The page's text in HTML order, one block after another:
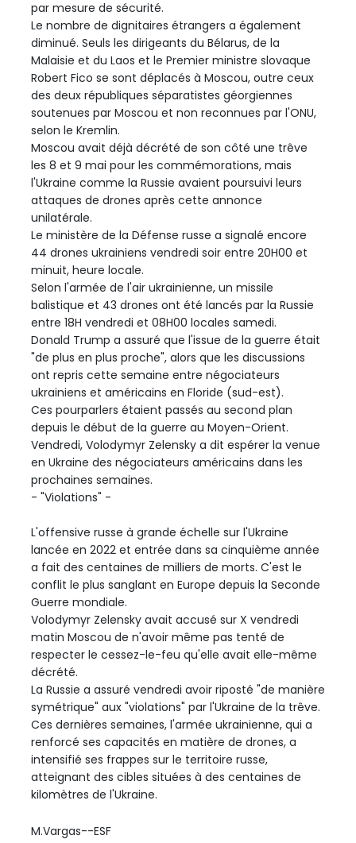
par mesure de sécurité.
Le nombre de dignitaires étrangers a également
diminué. Seuls les dirigeants du Bélarus, de la
Malaisie et du Laos et le Premier ministre slovaque
Robert Fico se sont déplacés à Moscou, outre ceux
des deux républiques séparatistes géorgiennes
soutenues par Moscou et non reconnues par l'ONU,
selon le Kremlin.
Moscou avait déjà décrété de son côté une trêve
les 8 et 9 mai pour les commémorations, mais
l'Ukraine comme la Russie avaient poursuivi leurs
attaques de drones après cette annonce
unilatérale.
Le ministère de la Défense russe a signalé encore
44 drones ukrainiens vendredi soir entre 20H00 et
minuit, heure locale.
Selon l'armée de l'air ukrainienne, un missile
balistique et 43 drones ont été lancés par la Russie
entre 18H vendredi et 08H00 locales samedi.
Donald Trump a assuré que l'issue de la guerre était
"de plus en plus proche", alors que les discussions
ont repris cette semaine entre négociateurs
ukrainiens et américains en Floride (sud-est).
Ces pourparlers étaient passés au second plan
depuis le début de la guerre au Moyen-Orient.
Vendredi, Volodymyr Zelensky a dit espérer la venue
en Ukraine des négociateurs américains dans les
prochaines semaines.
- "Violations" -
L'offensive russe à grande échelle sur l'Ukraine
lancée en 2022 et entrée dans sa cinquième année
a fait des centaines de milliers de morts. C'est le
conflit le plus sanglant en Europe depuis la Seconde
Guerre mondiale.
Volodymyr Zelensky avait accusé sur X vendredi
matin Moscou de n'avoir même pas tenté de
respecter le cessez-le-feu qu'elle avait elle-même
décrété.
La Russie a assuré vendredi avoir riposté "de manière
symétrique" aux "violations" par l'Ukraine de la trêve.
Ces dernières semaines, l'armée ukrainienne, qui a
renforcé ses capacités en matière de drones, a
intensifié ses frappes sur le territoire russe,
atteignant des cibles situées à des centaines de
kilomètres de l'Ukraine.
M.Vargas--ESF